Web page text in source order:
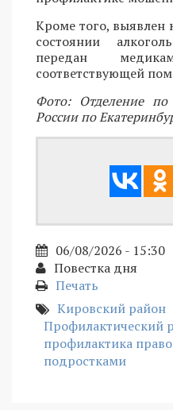
Кроме того,
состоянии
передан
соответствующей
Фото: Отделение
России по
06/08/2026 - 15:30
Повестка дня
Печать
Кировский район
Профилактический
профилактика
подростками